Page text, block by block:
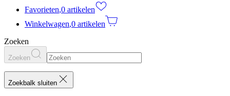
Favorieten,0 artikelen
Winkelwagen,0 artikelen
Zoeken
Zoeken
Zoekbalk sluiten